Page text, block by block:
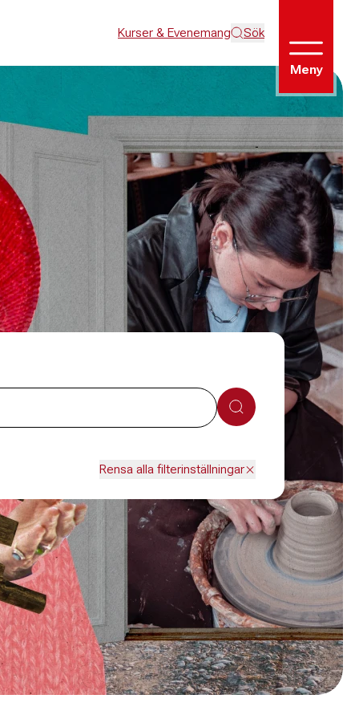
Kurser & Evenemang Sök
Meny
Sök
Rensa alla filterinställningar